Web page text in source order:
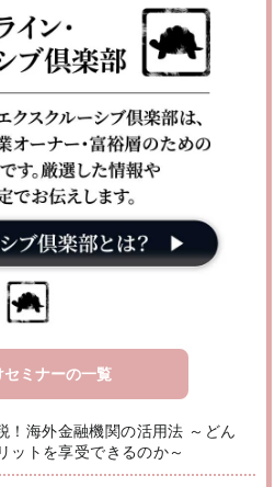
セミナーの一覧
！海外金融機関の活用法 ～どん
ットを享受できるのか～